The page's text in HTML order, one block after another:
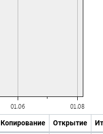
Копирование Открытие